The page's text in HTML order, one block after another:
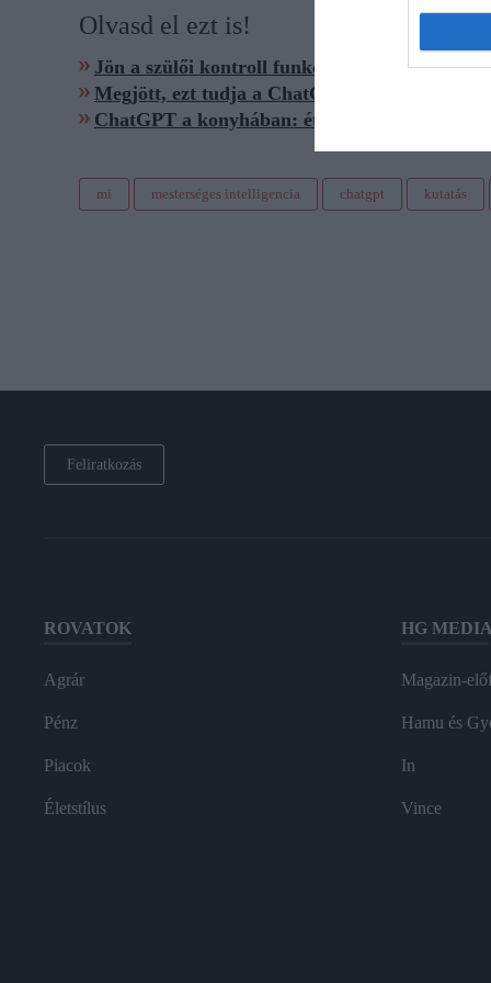
Olvasd el ezt is!
Jön a szülői kontroll funkció a ChatGPT-re
Megjött, ezt tudja a ChatGPT5
ChatGPT a konyhában: étrendet is ír,
mi mesterséges intelligencia chatgpt kutatás
Feliratkozás
ROVATOK
Agrár
Pénz
Piacok
Életstílus
HG MEDIA
Magazin-
Hamu és
In
Vince